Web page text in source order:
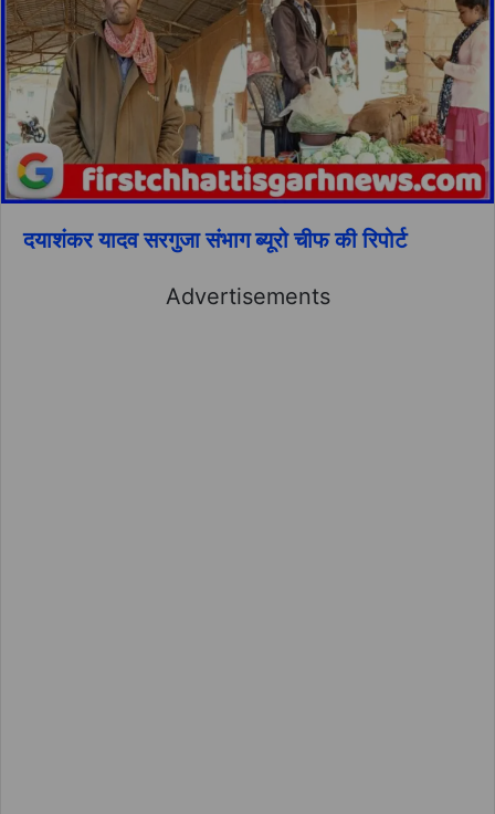
दयाशंकर यादव सरगुजा संभाग ब्यूरो चीफ की रिपोर्ट
Advertisements